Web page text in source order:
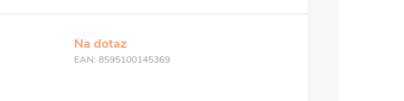
Na dotaz
EAN: 8595100145369